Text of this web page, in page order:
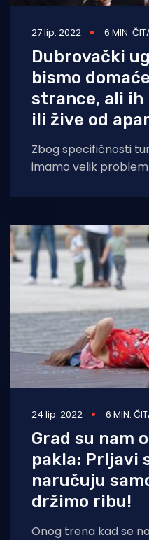
27 lip. 2022 6 MIN.
Dubrovački
bismo
strance, ali ih
ili žive od
Zbog specifičnosti
imamo velik
MUP-a, u 2022.
24 lip. 2022 6 MIN.
Grad su nam
pakla: Prljavi
naručuju
držimo ribu!
Onog trena kad se